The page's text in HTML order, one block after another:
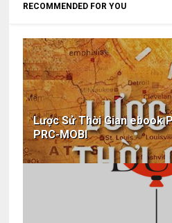
RECOMMENDED FOR YOU
Lược Sử Thời Gian ebook
PRC-MOBI